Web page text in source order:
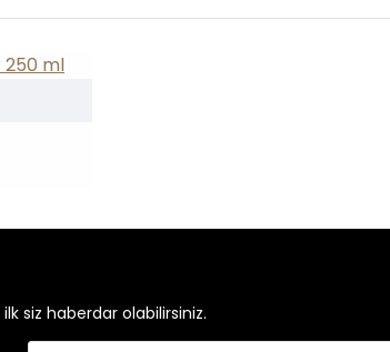
siz haberdar olabilirsiniz.